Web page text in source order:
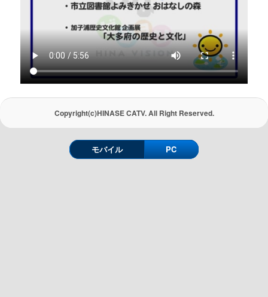
Copyright(c)HINASE CATV. All Right Reserved.
モバイル PC